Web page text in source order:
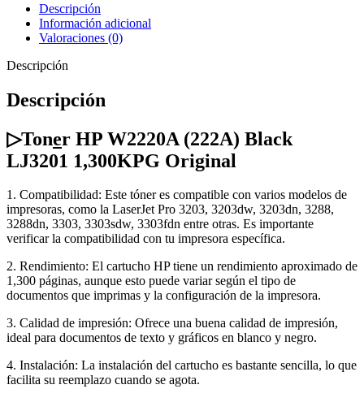
Descripción
Información adicional
Valoraciones (0)
Descripción
Descripción
▷Toner HP W2220A (222A) Black
LJ3201 1,300KPG Original
1. Compatibilidad: Este tóner es compatible con varios modelos de
impresoras, como la LaserJet Pro 3203, 3203dw, 3203dn, 3288,
3288dn, 3303, 3303sdw, 3303fdn entre otras. Es importante
verificar la compatibilidad con tu impresora específica.
2. Rendimiento: El cartucho HP tiene un rendimiento aproximado de
1,300 páginas, aunque esto puede variar según el tipo de
documentos que imprimas y la configuración de la impresora.
3. Calidad de impresión: Ofrece una buena calidad de impresión,
ideal para documentos de texto y gráficos en blanco y negro.
4. Instalación: La instalación del cartucho es bastante sencilla, lo que
facilita su reemplazo cuando se agota.